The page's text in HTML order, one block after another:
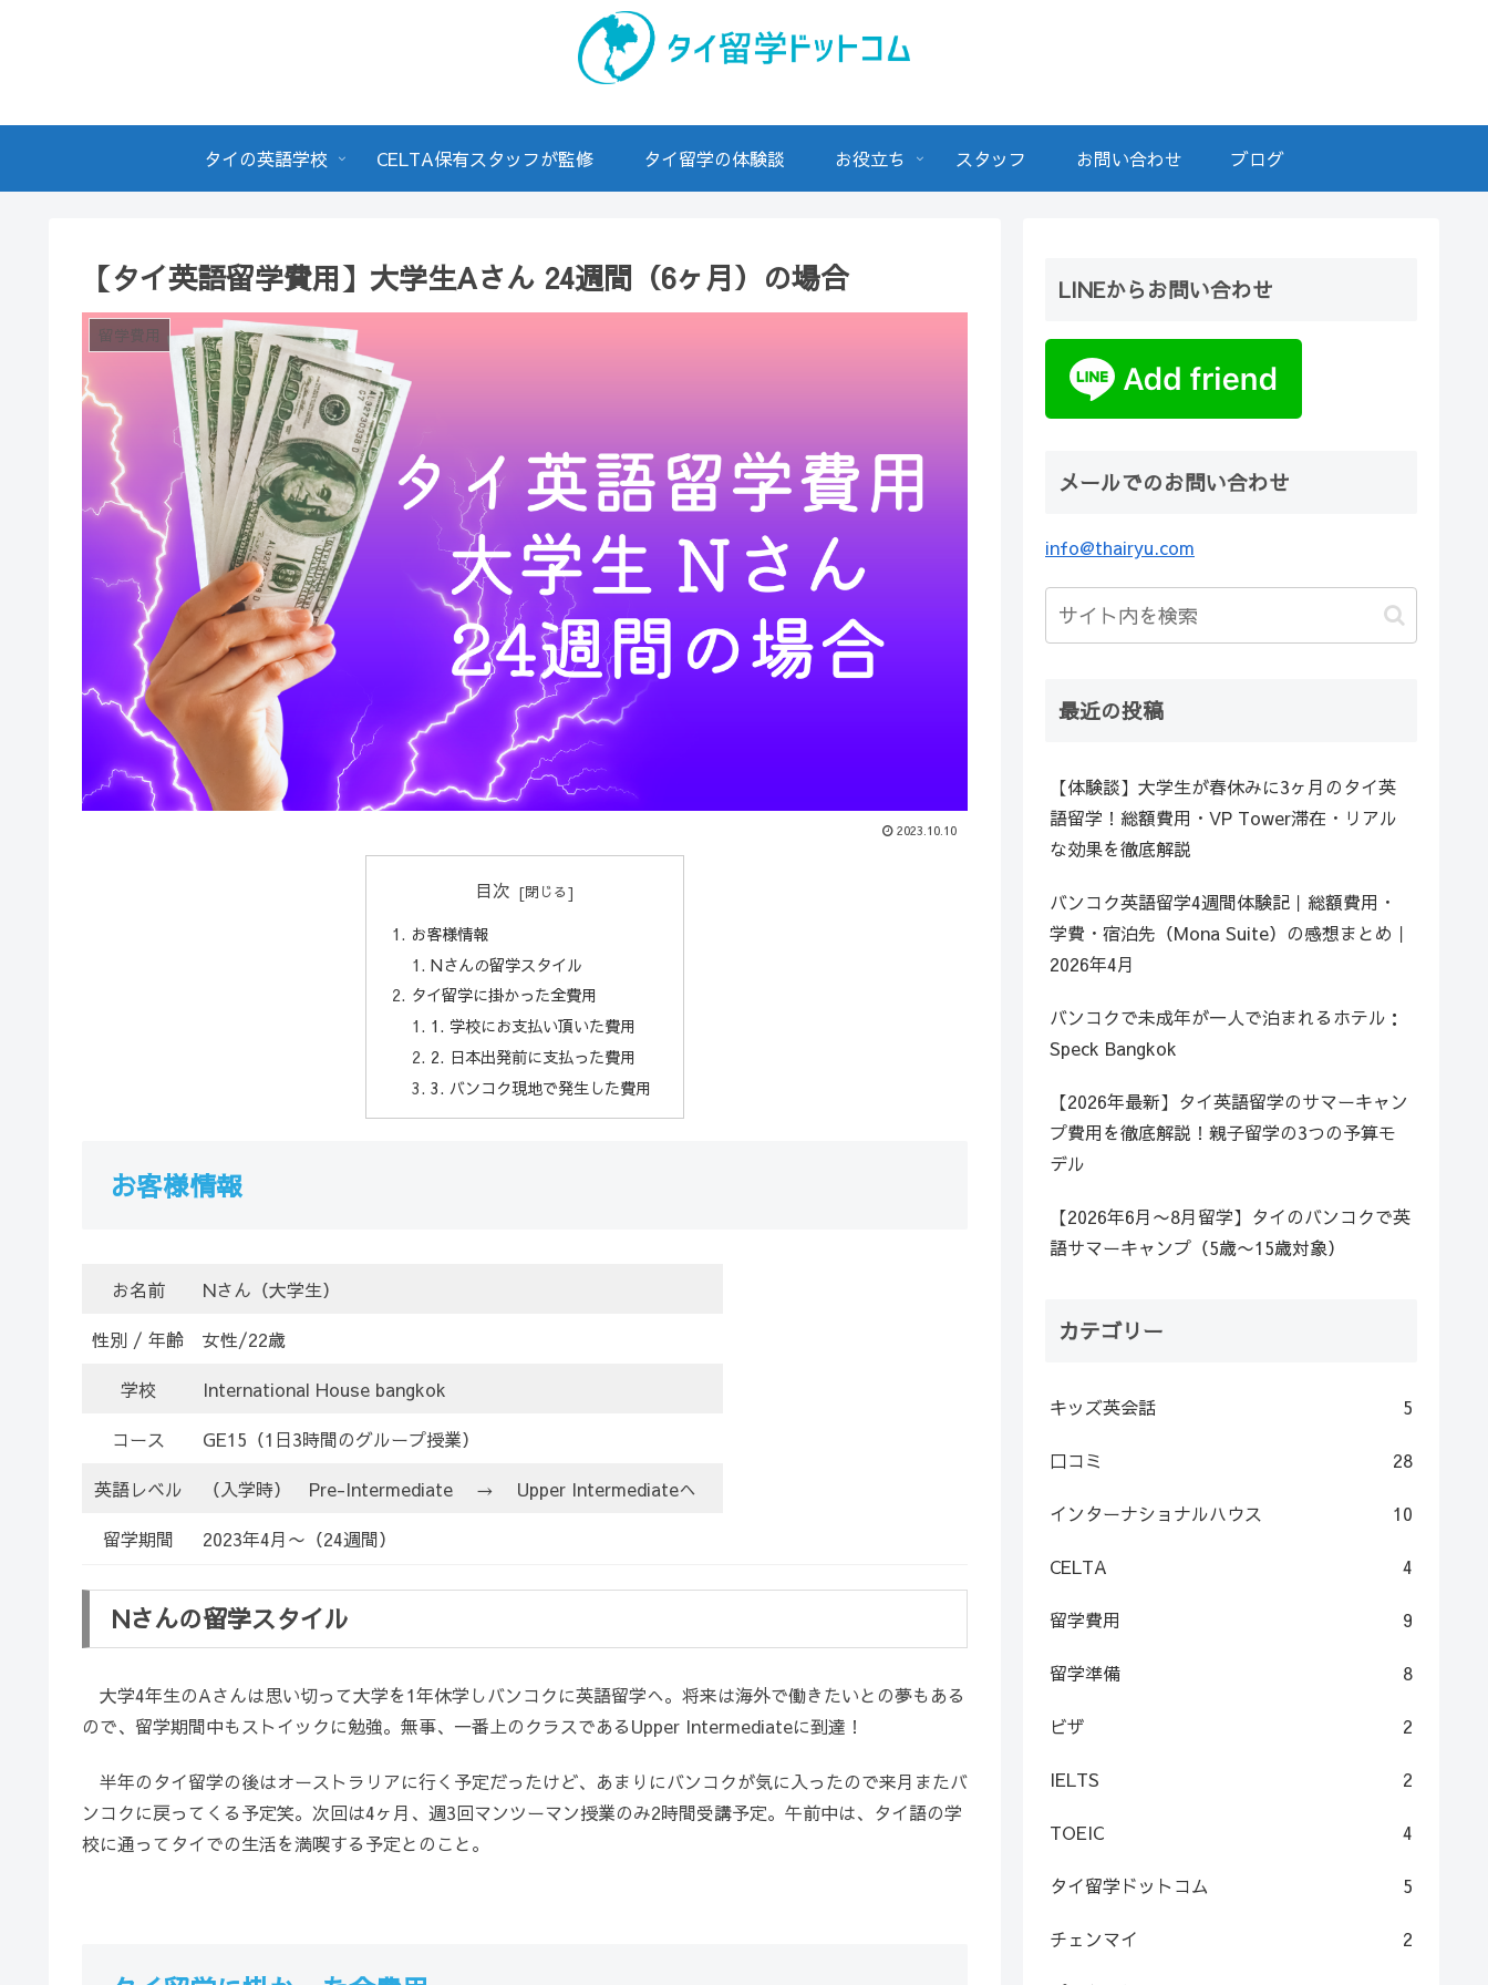
タイの英語学校 CELTA保有スタッフが監修 タイ留学の体験談 お役立ち スタッフ お問い合わせ ブログ
【タイ英語留学費用】大学生Aさん 24週間（6ヶ月）の場合
留学費用
2023.10.10
目次
お客様情報
Nさんの留学スタイル
タイ留学に掛かった全費用
1. 学校にお支払い頂いた費用
2. 日本出発前に支払った費用
3. バンコク現地で発生した費用
お客様情報
お名前 Nさん（大学生）
性別 / 年齢 女性/22歳
学校 International House bangkok
コース GE15（1日3時間のグループ授業）
英語レベル （入学時） Pre-Intermediate → Upper Intermediateへ
留学期間 2023年4月〜（24週間）
Nさんの留学スタイル
大学4年生のAさんは思い切って大学を1年休学しバンコクに英語留学へ。将来は海外で働きたいとの夢もある
ので、留学期間中もストイックに勉強。無事、一番上のクラスであるUpper Intermediateに到達！
半年のタイ留学の後はオーストラリアに行く予定だったけど、あまりにバンコクが気に入ったので来月またバ
ンコクに戻ってくる予定笑。次回は4ヶ月、週3回マンツーマン授業のみ2時間受講予定。午前中は、タイ語の学
校に通ってタイでの生活を満喫する予定とのこと。
LINEからお問い合わせ
メールでのお問い合わせ
info@thairyu.com
最近の投稿
【体験談】大学生が春休みに3ヶ月のタイ英
語留学！総額費用・VP Tower滞在・リアル
な効果を徹底解説
バンコク英語留学4週間体験記｜総額費用・
学費・宿泊先（Mona Suite）の感想まとめ｜
2026年4月
バンコクで未成年が一人で泊まれるホテル：
Speck Bangkok
【2026年最新】タイ英語留学のサマーキャン
プ費用を徹底解説！親子留学の3つの予算モ
デル
【2026年6月〜8月留学】タイのバンコクで英
語サマーキャンプ（5歳〜15歳対象）
カテゴリー
キッズ英会話 5
口コミ 28
インターナショナルハウス 10
CELTA 4
留学費用 9
留学準備 8
ビザ 2
IELTS 2
TOEIC 4
タイ留学ドットコム 5
チェンマイ 2